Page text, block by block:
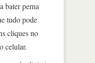
bater perna
tudo pode
cliques no
celular.